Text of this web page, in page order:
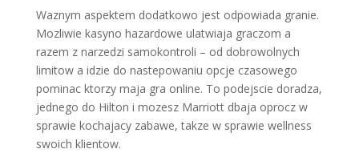
Waznym aspektem dodatkowo jest odpowiada granie.
Mozliwie kasyno hazardowe ulatwiaja graczom a
razem z narzedzi samokontroli – od dobrowolnych
limitow a idzie do nastepowaniu opcje czasowego
pominac ktorzy maja gra online. To podejscie doradza,
jednego do Hilton i mozesz Marriott dbaja oprocz w
sprawie kochajacy zabawe, takze w sprawie wellness
swoich klientow.